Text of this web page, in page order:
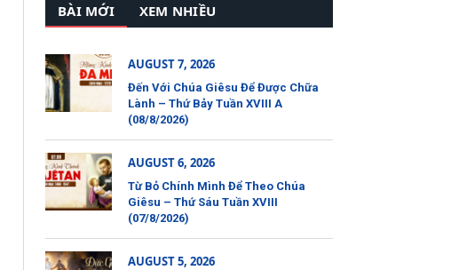
BÀI MỚI XEM NHIỀU
AUGUST 7, 2026
Đến Với Chúa Giêsu Để Được Chữa
Lành – Thứ Bảy Tuần XVIII A
(08/8/2026)
AUGUST 6, 2026
Từ Bỏ Chính Mình Để Theo Chúa
Giêsu – Thứ Sáu Tuần XVIII
(07/8/2026)
AUGUST 5, 2026